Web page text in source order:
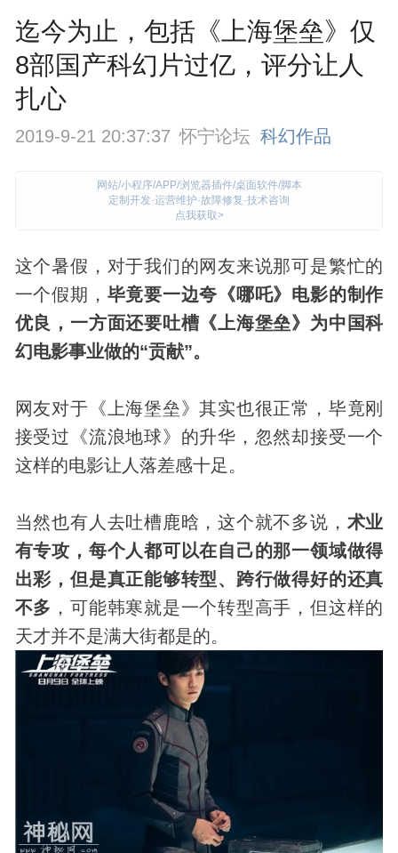
迄今为止，包括《上海堡垒》仅
8部国产科幻片过亿，评分让人
扎心
2019-9-21 20:37:37 怀宁论坛 科幻作品
网站/小程序/APP/浏览器插件/桌面软件/脚本
定制开发·运营维护·故障修复·技术咨询
点我获取>
这个暑假，对于我们的网友来说那可是繁忙的
一个假期， 毕竟要一边夸《哪吒》电影的制作
优良，一方面还要吐槽《上海堡垒》为中国科
幻电影事业做的“贡献”。
网友对于《上海堡垒》其实也很正常，毕竟刚
接受过《流浪地球》的升华，忽然却接受一个
这样的电影让人落差感十足。
当然也有人去吐槽鹿晗，这个就不多说， 术业
有专攻，每个人都可以在自己的那一领域做得
出彩，但是真正能够转型、跨行做得好的还真
不多 ，可能韩寒就是一个转型高手，但这样的
天才并不是满大街都是的。